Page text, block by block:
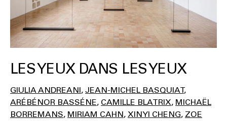
LES YEUX DANS LES YEUX
GIULIA ANDREANI JEAN-MICHEL BASQUIAT
ARÉBÉNOR BASSÉNE CAMILLE BLATRIX MICHAËL
BORREMANS MIRIAM CAHN XINYI CHENG ZOE